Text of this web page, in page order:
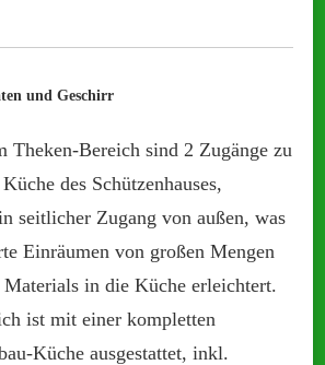
und Geschirr
Theken-Bereich sind 2 Zugänge zu
des Schützenhauses,
seitlicher Zugang von außen, was
Einräumen von großen Mengen
in die Küche erleichtert.
ist mit einer kompletten
Küche ausgestattet, inkl.